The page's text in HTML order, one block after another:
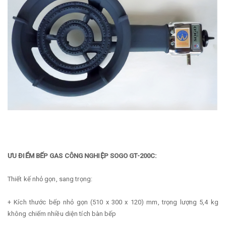
ƯU ĐIỂM BẾP GAS CÔNG NGHIỆP SOGO GT-200C:
Thiết kế nhỏ gọn, sang trọng:
+ Kích thước bếp nhỏ gọn (510 x 300 x 120) mm, trọng lượng 5,4 kg
không chiếm nhiều diện tích bàn bếp